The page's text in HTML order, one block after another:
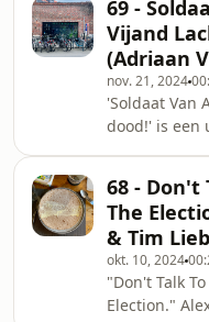
man die
over het éne
"efkes" iets
Plantrekkers,
Mariën en
muziek van
69 -
Vijand
(Adriaan
nov. 21, 2024
'Soldaat Van
dood!' is een
Aken, na
mislukte
heel veel
graag
podcast van
muziek van
68 - Don't
The
& Tim
okt. 10, 2024
"Don't Talk
Election."